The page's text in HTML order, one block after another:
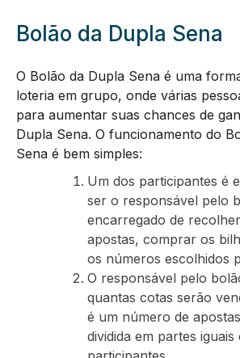
Bolão da Dupla Sena
O Bolão da Dupla Sena é uma
loteria em grupo, onde várias
para aumentar suas chances de
Dupla Sena. O funcionamento do
Sena é bem simples:
Um dos participantes é
ser o responsável pelo
encarregado de
apostas, comprar os
os números escolhidos
O responsável pelo
quantas cotas serão
é um número de
dividida em partes iguais